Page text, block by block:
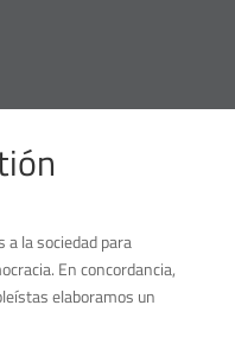
a la sociedad para
En concordancia,
elaboramos un